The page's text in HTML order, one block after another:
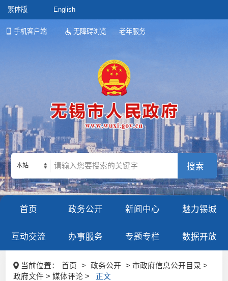
繁体版 English
手机客户端 无障碍浏览 老年服务
本站
首页 政务公开 新闻中心 魅力锡城
互动交流 办事服务 专题专栏 数据开放
当前位置： 首页 > 政务公开
> 市政府信息公开目录 >
政府文件 > 媒体评论 >
正文